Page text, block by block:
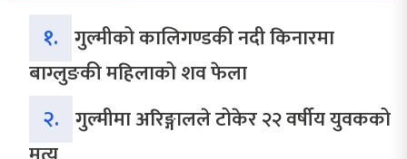
१. गुल्मीको कालिगण्डकी नदी किनारमा
बाग्लुङकी महिलाको शव फेला
२. गुल्मीमा अरिङ्गालले टोकेर २२ वर्षीय युवकको